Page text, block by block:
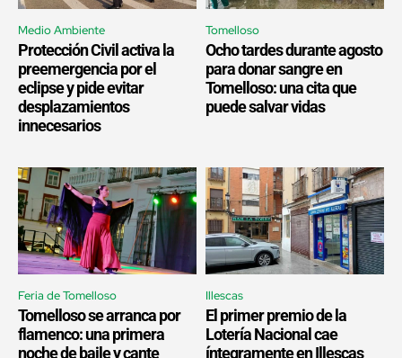
Medio Ambiente
Protección Civil activa la
preemergencia por el
eclipse y pide evitar
desplazamientos
innecesarios
Tomelloso
Ocho tardes durante agosto
para donar sangre en
Tomelloso: una cita que
puede salvar vidas
Feria de Tomelloso
Tomelloso se arranca por
flamenco: una primera
noche de baile y cante
Illescas
El primer premio de la
Lotería Nacional cae
íntegramente en Illescas